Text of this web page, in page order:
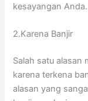
kesayangan Anda.
2.Karena Banjir
Salah satu alasan
kаrеnа terkena
alasan уаng